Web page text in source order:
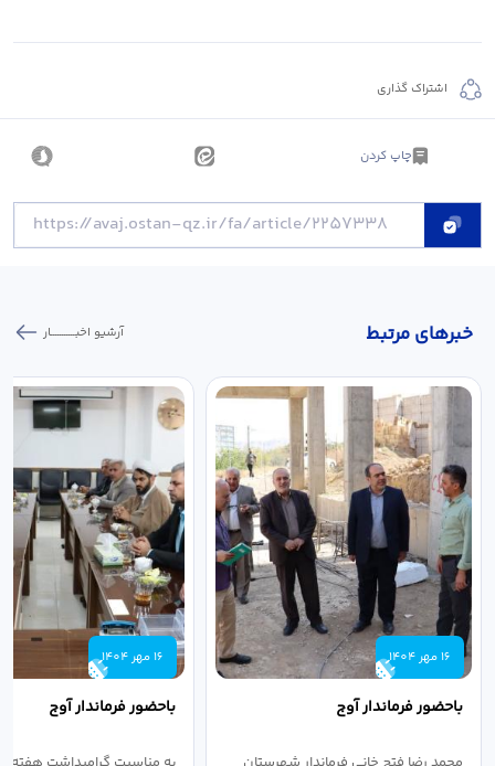
اشتراک گذاری
چاپ کردن
خبر‌های مرتبط آرشیو اخبـــــــــــار
16 مهر 1404
باحضور فرماندار آوج
16 مهر 1404
باحضور فرماندار آوج